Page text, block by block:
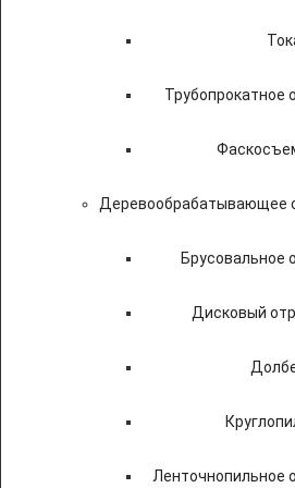
Трубопрокатное
Деревообрабатывающее
Брусовальное
Дисковый
Ленточнопильное